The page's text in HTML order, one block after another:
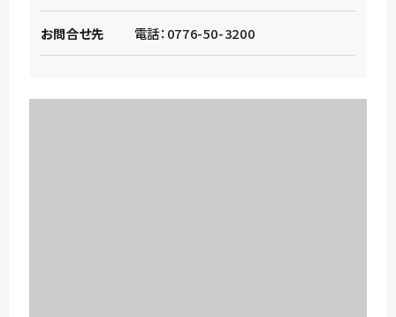
お問合せ先 電話：0776-50-3200